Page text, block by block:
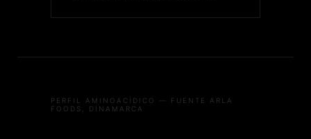
PERFIL AMINOACÍDICO — FUENTE ARLA
FOODS, DINAMARCA